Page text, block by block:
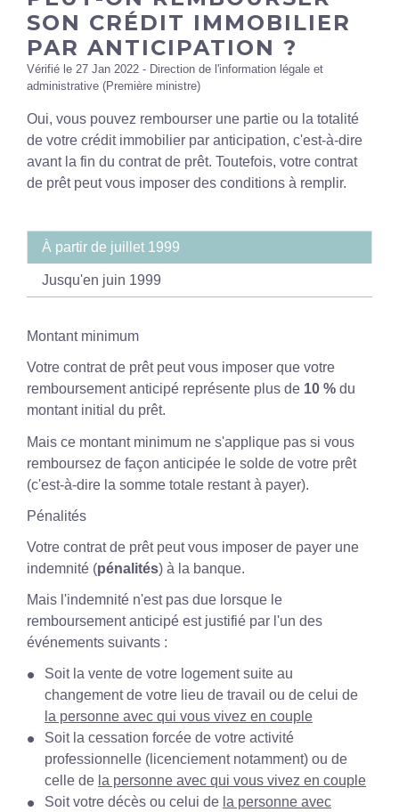
SON CRÉDIT IMMOBILIER
PAR ANTICIPATION ?
Vérifié le 27 Jan 2022 - Direction de l'information légale et
administrative (Première ministre)
Oui, vous pouvez rembourser une partie ou la totalité
de votre crédit immobilier par anticipation, c'est-à-dire
avant la fin du contrat de prêt. Toutefois, votre contrat
de prêt peut vous imposer des conditions à remplir.
À partir de juillet 1999
Jusqu'en juin 1999
Montant minimum
Votre contrat de prêt peut vous imposer que votre
remboursement anticipé représente plus de 10 % du
montant initial du prêt.
Mais ce montant minimum ne s'applique pas si vous
remboursez de façon anticipée le solde de votre prêt
(c'est-à-dire la somme totale restant à payer).
Pénalités
Votre contrat de prêt peut vous imposer de payer une
indemnité (pénalités) à la banque.
Mais l'indemnité n'est pas due lorsque le
remboursement anticipé est justifié par l'un des
événements suivants :
Soit la vente de votre logement suite au
changement de votre lieu de travail ou de celui de
la personne avec qui vous vivez en couple
Soit la cessation forcée de votre activité
professionnelle (licenciement notamment) ou de
celle de la personne avec qui vous vivez en couple
Soit votre décès ou celui de la personne avec